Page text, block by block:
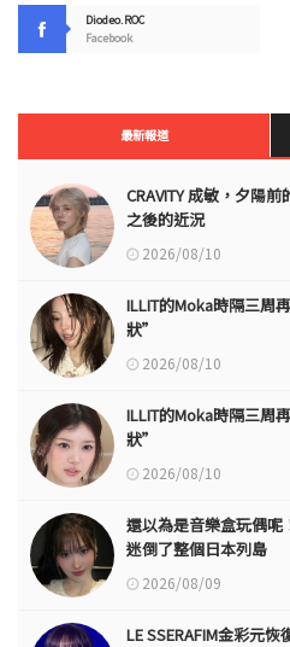
Diodeo.ROC
Facebook
最新報道
CRAVITY 成敏，夕陽
之後的近況
2026/08/10
ILLIT的Moka時隔三
狀”
2026/08/10
ILLIT的Moka時隔三
狀”
2026/08/10
還以為是音樂盒玩偶呢
迷倒了整個日本列島
2026/08/09
LE SSERAFIM金彩元